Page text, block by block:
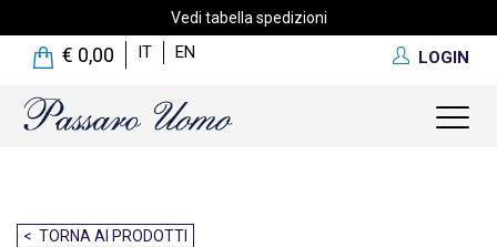
Vedi tabella spedizioni
€ 0,00 IT EN LOGIN
< TORNA AI PRODOTTI